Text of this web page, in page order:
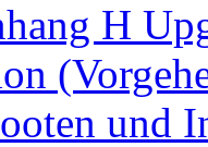
H
und